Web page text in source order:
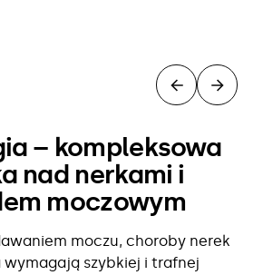
– kompleksowa
nad nerkami i
moczowym
moczu, choroby nerek
wymagają szybkiej i trafnej